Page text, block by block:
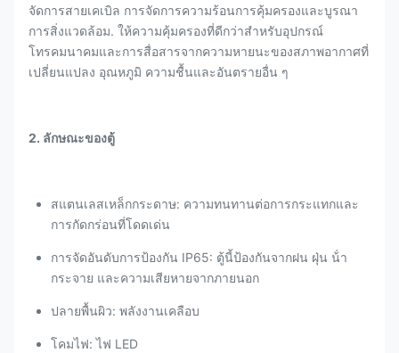
จัดการสายเคเบิล การจัดการความร้อนการคุ้มครองและบูรณา
การสิ่งแวดล้อม. ให้ความคุ้มครองที่ดีกว่าสําหรับอุปกรณ์
โทรคมนาคมและการสื่อสารจากความหายนะของสภาพอากาศที่
เปลี่ยนแปลง อุณหภูมิ ความชื้นและอันตรายอื่น ๆ
2. ลักษณะของตู้
สแตนเลสเหล็กกระดาษ: ความทนทานต่อการกระแทกและ
การกัดกร่อนที่โดดเด่น
การจัดอันดับการป้องกัน IP65: ตู้นี้ป้องกันจากฝน ฝุ่น น้ํา
กระจาย และความเสียหายจากภายนอก
ปลายพื้นผิว: พลังงานเคลือบ
โคมไฟ: ไฟ LED